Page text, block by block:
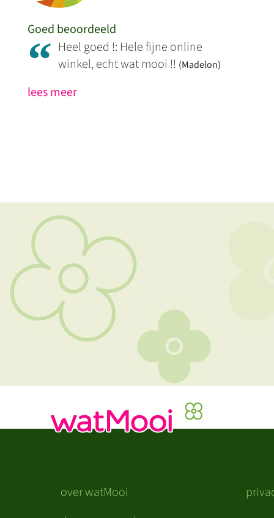
Goed beoordeeld
“ Heel goed !: Hele fijne online
winkel, echt wat mooi !! (Madelon)
lees meer
over watMooi